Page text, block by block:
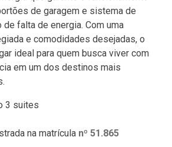
de garagem e sistema de
falta de energia. Com uma
e comodidades desejadas, o
ideal para quem busca viver com
em um dos destinos mais
3 suites
na matrícula nº 51.865